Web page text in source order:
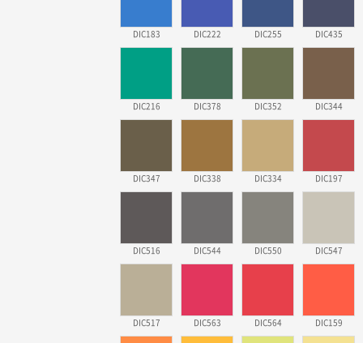
DIC183 DIC222 DIC255 DIC435
DIC216 DIC378 DIC352 DIC344
DIC347 DIC338 DIC334 DIC197
DIC516 DIC544 DIC550 DIC547
DIC517 DIC563 DIC564 DIC159